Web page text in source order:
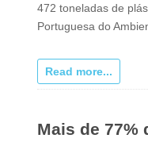
472 toneladas de
Portuguesa do
Read more...
Mais de 77%